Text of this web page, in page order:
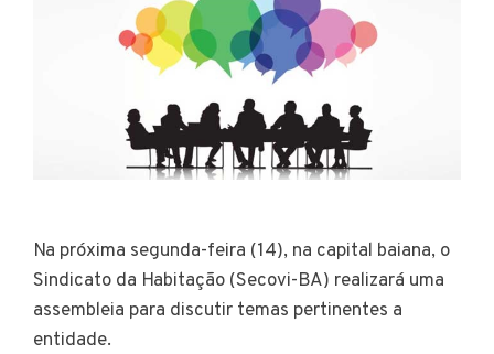
Na próxima segunda-feira (14), na capital baiana, o
Sindicato da Habitação (Secovi-BA) realizará uma
assembleia para discutir temas pertinentes a
entidade.